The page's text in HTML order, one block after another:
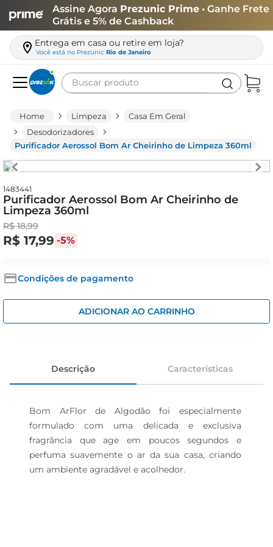
Assine Agora Prezunic Prime • Ganhe Frete
Grátis e 5% de Cashback
Entrega em casa ou retire em loja?
Você está no Prezunic Rio de Janeiro
Buscar produto
Limpeza
Casa Em Geral
Desodorizadores
Purificador Aerossol Bom Ar Cheirinho de Limpeza 360ml
1483441
Purificador Aerossol Bom Ar Cheirinho de
Limpeza 360ml
R$ 18,99
R$ 17,99 -5%
Condições de pagamento
ADICIONAR AO CARRINHO
Descrição Características
Bom ArFlor de Algodão foi especialmente
formulado com uma delicada e exclusiva
fragrância que age em poucos segundos e
perfuma suavemente o ar da sua casa, criando
um ambiente agradável e acolhedor.
leite
queijo
arroz
azeite
cerveja
papel higiênico